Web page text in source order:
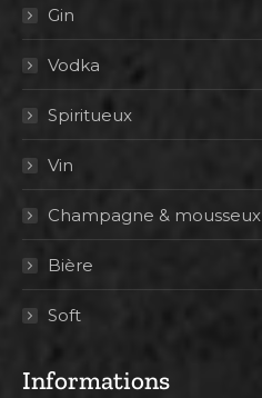
Gin
Vodka
Spiritueux
Vin
Champagne & mousseux
Bière
Soft
Informations